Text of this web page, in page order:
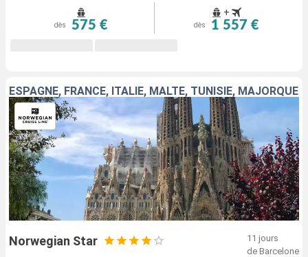
dès 575 €
+
dès 1 557 €
ESPAGNE, FRANCE, ITALIE, MALTE, TUNISIE, MAJORQUE
Norwegian Star
11 jours
de Barcelone